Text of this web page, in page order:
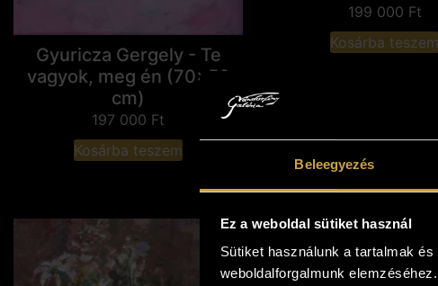
Beleegyezés
Ez a weboldal sütiket használ
Sütiket használunk a tartalmak
weboldalforgalmunk
Gyuricza Gergely - Te
vagyok, meg én (70x50
cm)
197 000 Ft
Kosárba teszem
199 000 Ft
Kosárba teszem